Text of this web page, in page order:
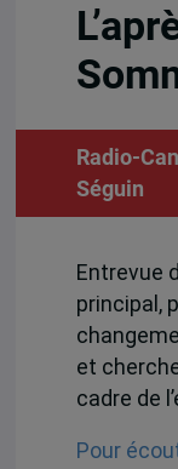
Radio-
Séguin
Entrevue
principal,
et
cadre de
Pour